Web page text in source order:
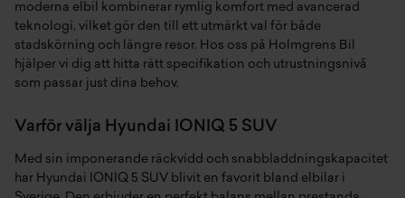
moderna elbil kombinerar rymlig komfort med avancerad
teknologi, vilket gör den till ett utmärkt val för både
stadskörning och längre resor. Hos oss på Holmgrens Bil
hjälper vi dig att hitta rätt specifikation och utrustningsnivå
som passar just dina behov.
Varför välja Hyundai IONIQ 5 SUV
Med sin imponerande räckvidd och snabbladdningskapacitet
har Hyundai IONIQ 5 SUV blivit en favorit bland elbilar i